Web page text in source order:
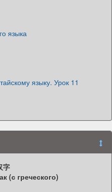
языка
языку. Урок 11
字
(с греческого)